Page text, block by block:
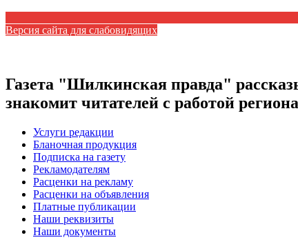
Версия сайта для слабовидящих
Газета "Шилкинская правда"
знакомит читателей с работой
Услуги редакции
Бланочная продукция
Подписка на газету
Рекламодателям
Расценки на рекламу
Расценки на объявления
Платные публикации
Наши реквизиты
Наши документы